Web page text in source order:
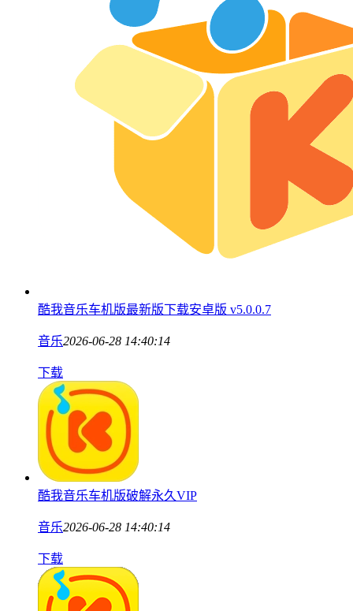
酷我音乐车机版最新版下载安卓版 v5.0.0.7
音乐2026-06-28 14:40:14
下载
酷我音乐车机版破解永久VIP
音乐2026-06-28 14:40:14
下载